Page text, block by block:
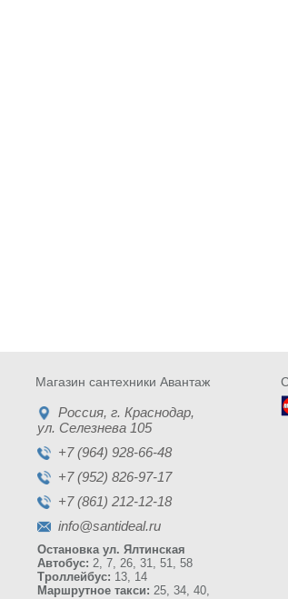
Магазин сантехники Авантаж
Россия, г.Краснодар,
ул. Селезнева 105
+7 (964) 928-66-48
+7 (952) 826-97-17
+7 (861) 212-12-18
info@santideal.ru
Остановка ул. Ялтинская
Автобус: 2, 7, 26, 31, 51, 58
Троллейбус: 13, 14
Маршрутное такси: 25, 34, 40,